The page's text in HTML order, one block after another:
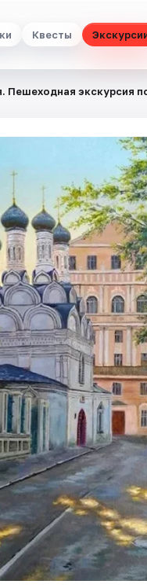
Квесты
Пешеходная экскурсия